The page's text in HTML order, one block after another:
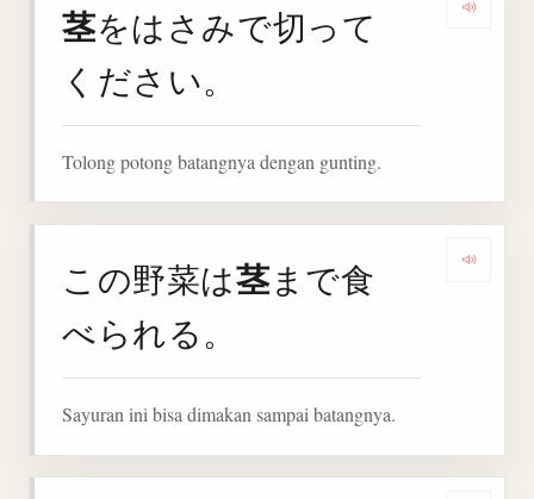
茎をはさみで切って
ください。
Tolong potong batangnya dengan gunting.
この野菜は茎まで食
べられる。
Sayuran ini bisa dimakan sampai batangnya.